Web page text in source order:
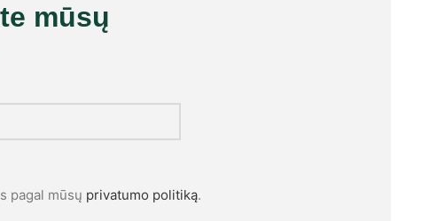
mūsų
pagal mūsų privatumo politiką.